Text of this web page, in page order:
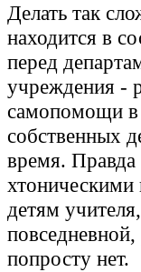
Делать так
находится в
перед
учреждения -
самопомощи в
собственных
время. Правда
детям
попросту нет.